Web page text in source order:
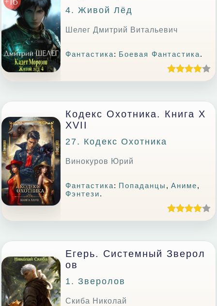
4. Живой Лёд
Шелег Дмитрий Витальевич
Фантастика: Боевая Фантастика.
Кодекс Охотника. Книга X
XVII
27. Кодекс Охотника
Винокуров Юрий
Фантастика: Попаданцы ,Аниме,
Фэнтези.
Егерь. Системный Зверол
Ов
1. Зверолов
Скиба Николай